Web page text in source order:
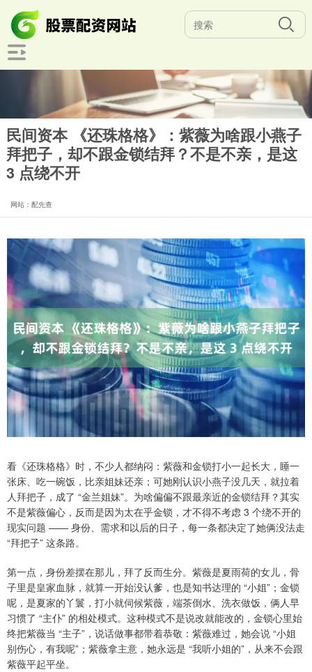
民间资本 《还珠格格》：紫薇为啥跟小燕子
拜把子，却不跟金锁结拜？不是不亲，是这
3 点绕不开
网站：配先查
看《还珠格格》时，不少人都纳闷：紫薇和金锁打小一起长大，睡一
张床、吃一碗饭，比亲姐妹还亲；可她刚认识小燕子没几天，就拉着
人拜把子，成了 “金兰姐妹”。为啥偏偏不跟最亲近的金锁结拜？其实
不是紫薇偏心，反而是因为太在乎金锁，才不得不考虑 3 个绕不开的
现实问题 —— 身份、需求和以后的日子，每一条都决定了她俩没法走
“拜把子” 这条路。
第一点，身份差摆在那儿，拜了反而生分。紫薇是夏雨荷的女儿，骨
子里是皇家血脉，就算一开始没认爹，也是知书达理的 “小姐”；金锁
呢，是夏家的丫鬟，打小就伺候紫薇，端茶倒水、洗衣做饭，俩人早
习惯了 “主仆” 的相处模式。这种模式不是说改就能改的，金锁心里始
终把紫薇当 “主子”，说话做事都带着恭敬：紫薇难过，她会说 “小姐
别伤心，有我呢”；紫薇拿主意，她永远是 “我听小姐的”，从来不会跟
紫薇平起平坐。